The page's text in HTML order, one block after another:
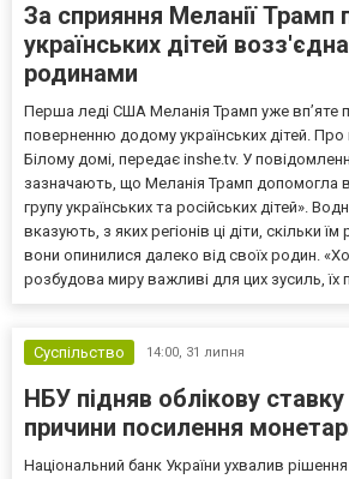
За сприяння Меланії Трамп
українських дітей
родинами
Перша леді США Меланія Трамп уже впʼяте
поверненню додому українських дітей. Про
Білому домі, передає inshe.tv. У
зазначають, що Меланія Трамп допомогла
групу українських та російських дітей».
вказують, з яких регіонів ці діти, скільки їм
вони опинилися далеко від своїх родин.
розбудова миру важливі для цих зусиль, їх
Суспільство 14:00, 31 липня
НБУ підняв облікову
причини посилення
Національний банк України ухвалив